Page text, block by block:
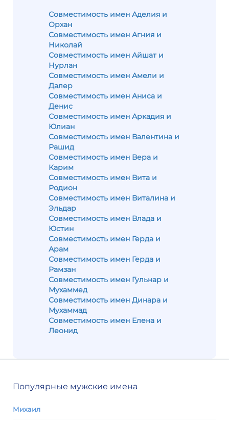
Совместимость имен Аделия и
Орхан
Совместимость имен Агния и
Николай
Совместимость имен Айшат и
Нурлан
Совместимость имен Амели и
Далер
Совместимость имен Аниса и
Денис
Совместимость имен Аркадия и
Юлиан
Совместимость имен Валентина и
Рашид
Совместимость имен Вера и
Карим
Совместимость имен Вита и
Родион
Совместимость имен Виталина и
Эльдар
Совместимость имен Влада и
Юстин
Совместимость имен Герда и
Арам
Совместимость имен Герда и
Рамзан
Совместимость имен Гульнар и
Мухаммед
Совместимость имен Динара и
Мухаммад
Совместимость имен Елена и
Леонид
Популярные мужские имена
Михаил